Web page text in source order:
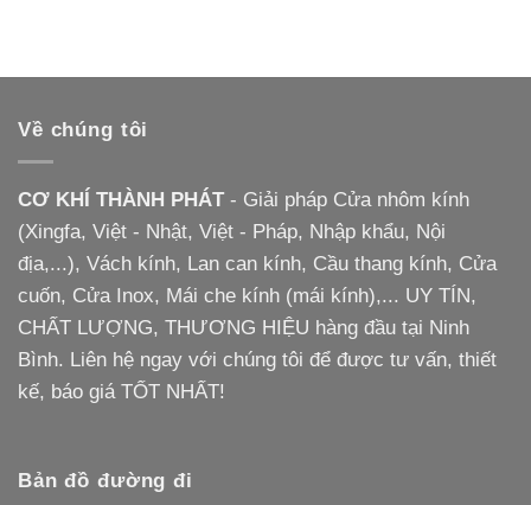
Về chúng tôi
CƠ KHÍ THÀNH PHÁT- Giải pháp Cửa nhôm kính
(Xingfa, Việt - Nhật, Việt - Pháp, Nhập khẩu, Nội
địa,...), Vách kính, Lan can kính, Cầu thang kính, Cửa
cuốn, Cửa Inox, Mái che kính (mái kính),... UY TÍN,
CHẤT LƯỢNG, THƯƠNG HIỆU hàng đầu tại Ninh
Bình. Liên hệ ngay với chúng tôi để được tư vấn, thiết
kế, báo giá TỐT NHẤT!
Bản đồ đường đi